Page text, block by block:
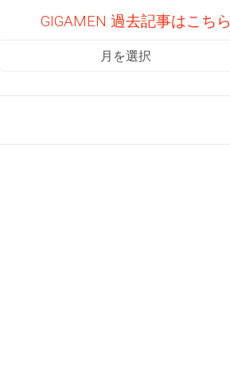
GIGAMEN 過去記事はこちら
GIGAMEN 過去記事はこちら
月を選択